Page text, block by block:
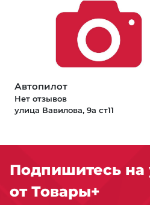
Автопилот
Нет отзывов
улица Вавилова, 9а ст11
Подпишитесь на
от Товары+